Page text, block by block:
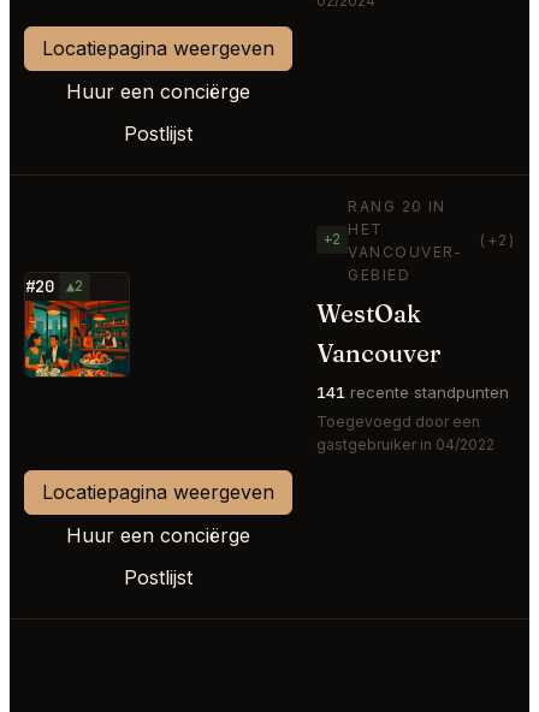
Locatiepagina weergeven
Huur een conciërge
Postlijst
#20 ▲2
⭐
+2
RANG 20 IN
HET
VANCOUVER-
GEBIED
(+2)
WestOak
Vancouver
141 recente standpunten
Toegevoegd door een
gastgebruiker in 04/2022
Locatiepagina weergeven
Huur een conciërge
Postlijst